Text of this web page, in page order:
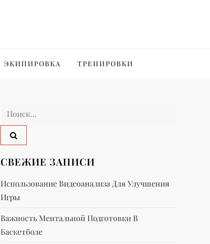
ЭКИПИРОВКА ТРЕНИРОВКИ
Найти:
СВЕЖИЕ ЗАПИСИ
Использование Видеоанализа Для Улучшения
Игры
Важность Ментальной Подготовки В
Баскетболе